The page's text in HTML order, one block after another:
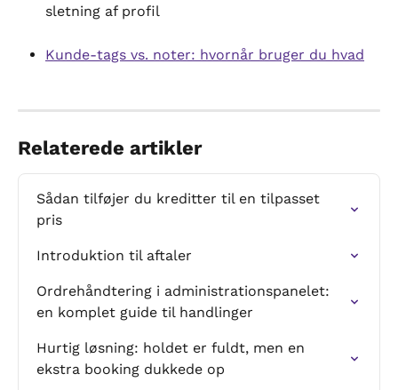
sletning af profil
Kunde-tags vs. noter: hvornår bruger du hvad
Relaterede artikler
Sådan tilføjer du kreditter til en tilpasset
pris
Introduktion til aftaler
Ordrehåndtering i administrationspanelet:
en komplet guide til handlinger
Hurtig løsning: holdet er fuldt, men en
ekstra booking dukkede op